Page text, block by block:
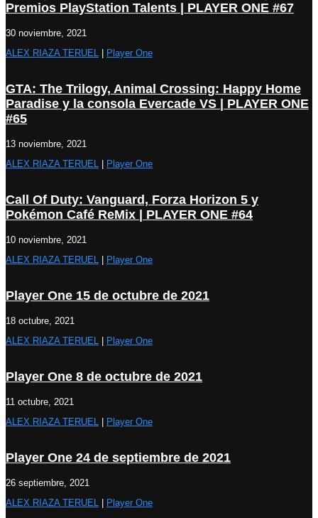
Premios PlayStation Talents | PLAYER ONE #67
30 noviembre, 2021
ALEX RIAZA TERUEL
Player One
GTA: The Trilogy, Animal Crossing: Happy Home
Paradise y la consola Evercade VS | PLAYER ONE
#65
13 noviembre, 2021
ALEX RIAZA TERUEL
Player One
Call Of Duty: Vanguard, Forza Horizon 5 y
Pokémon Café ReMix | PLAYER ONE #64
10 noviembre, 2021
ALEX RIAZA TERUEL
Player One
Player One 15 de octubre de 2021
18 octubre, 2021
ALEX RIAZA TERUEL
Player One
Player One 8 de octubre de 2021
11 octubre, 2021
ALEX RIAZA TERUEL
Player One
Player One 24 de septiembre de 2021
26 septiembre, 2021
ALEX RIAZA TERUEL
Player One